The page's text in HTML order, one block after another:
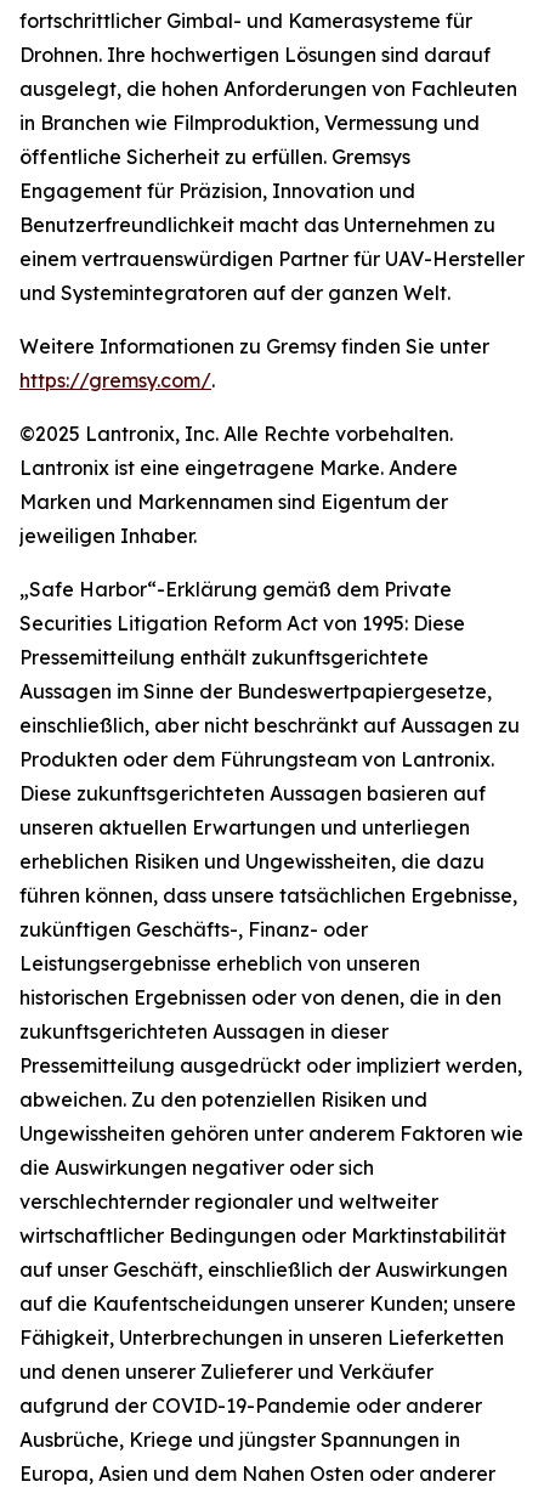
fortschrittlicher Gimbal- und Kamerasysteme für
Drohnen. Ihre hochwertigen Lösungen sind darauf
ausgelegt, die hohen Anforderungen von Fachleuten
in Branchen wie Filmproduktion, Vermessung und
öffentliche Sicherheit zu erfüllen. Gremsys
Engagement für Präzision, Innovation und
Benutzerfreundlichkeit macht das Unternehmen zu
einem vertrauenswürdigen Partner für UAV-Hersteller
und Systemintegratoren auf der ganzen Welt.
Weitere Informationen zu Gremsy finden Sie unter
https://gremsy.com/.
©2025 Lantronix, Inc. Alle Rechte vorbehalten.
Lantronix ist eine eingetragene Marke. Andere
Marken und Markennamen sind Eigentum der
jeweiligen Inhaber.
„Safe Harbor“-Erklärung gemäß dem Private
Securities Litigation Reform Act von 1995: Diese
Pressemitteilung enthält zukunftsgerichtete
Aussagen im Sinne der Bundeswertpapiergesetze,
einschließlich, aber nicht beschränkt auf Aussagen zu
Produkten oder dem Führungsteam von Lantronix.
Diese zukunftsgerichteten Aussagen basieren auf
unseren aktuellen Erwartungen und unterliegen
erheblichen Risiken und Ungewissheiten, die dazu
führen können, dass unsere tatsächlichen Ergebnisse,
zukünftigen Geschäfts-, Finanz- oder
Leistungsergebnisse erheblich von unseren
historischen Ergebnissen oder von denen, die in den
zukunftsgerichteten Aussagen in dieser
Pressemitteilung ausgedrückt oder impliziert werden,
abweichen. Zu den potenziellen Risiken und
Ungewissheiten gehören unter anderem Faktoren wie
die Auswirkungen negativer oder sich
verschlechternder regionaler und weltweiter
wirtschaftlicher Bedingungen oder Marktinstabilität
auf unser Geschäft, einschließlich der Auswirkungen
auf die Kaufentscheidungen unserer Kunden; unsere
Fähigkeit, Unterbrechungen in unseren Lieferketten
und denen unserer Zulieferer und Verkäufer
aufgrund der COVID-19-Pandemie oder anderer
Ausbrüche, Kriege und jüngster Spannungen in
Europa, Asien und dem Nahen Osten oder anderer